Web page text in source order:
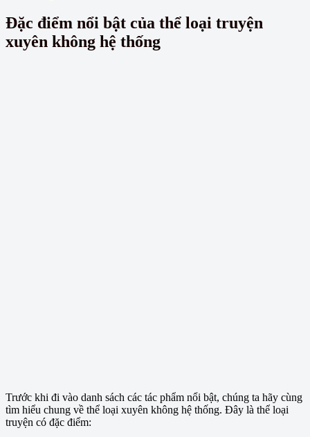
Đặc điểm nổi bật của thể loại truyện
xuyên không hệ thống
Trước khi đi vào danh sách các tác phẩm nổi bật, chúng ta hãy cùng
tìm hiểu chung về thể loại xuyên không hệ thống. Đây là thể loại
truyện có đặc điểm: